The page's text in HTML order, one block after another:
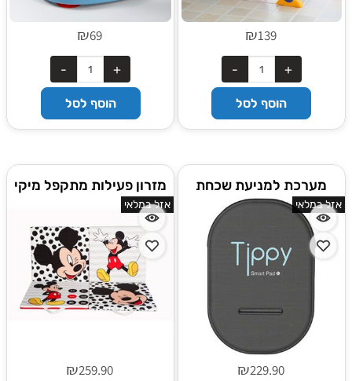
₪139
הוסף לסל
₪69
הוסף לסל
מערכת למניעת שכחת
ילדים ברכב Tippy Pad
אזל במלאי
₪229.90
מזרון פעילות מתקפל מיקי
אזל במלאי
₪259.90